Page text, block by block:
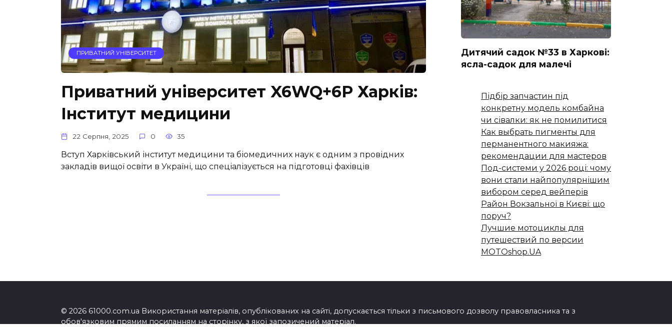
ПРИВАТНИЙ УНІВЕРСИТЕТ
Приватний університет X6WQ+6P Харків:
Інститут медицини
22 Серпня, 2025 0 35
Вступ Харківський інститут медицини та біомедичних наук є одним з провідних
закладів вищої освіти в Україні, що спеціалізується на підготовці фахівців
Дитячий садок №33 в Харкові:
ясла-садок для малечі
Підбір запчастин під
конкретну модель комбайна
чи сівалки: як не помилитися
Как выбрать пигменты для
перманентного макияжа:
рекомендации для мастеров
Под-системи у 2026 році: чому
вони стали найпопулярнішим
вибором серед вейперів
Район Вокзальної в Києві: що
поруч?
Лучшие мотоциклы для
путешествий по версии
MOTOshop.UA
© 2026 61000.com.ua Використання матеріалів, опублікованих на сайті, допускається тільки з письмового дозволу правовласника та з
обов'язковим прямим посиланням на сторінку, з якої запозичений матеріал.